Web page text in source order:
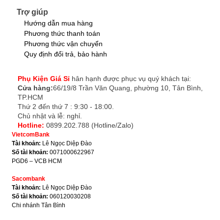
Trợ giúp
Hướng dẫn mua hàng
Phương thức thanh toán
Phương thức vận chuyển
Quy định đổi trả, bảo hành
Phụ Kiện Giá Sỉhân hạnh được phục vụ quý khách tại:
Cửa hàng:66/19/8 Trần Văn Quang, phường 10, Tân Bình,
TP.HCM
Thứ 2 đến thứ 7 : 9:30 - 18:00.
Chủ nhật và lễ: nghỉ.
Hotline: 0899.202.788 (Hotline/Zalo)
VietcomBank
Tài khoản: Lê Ngọc Diệp Đào
Số tài khoản: 0071000622967
PGD6 – VCB HCM
Sacombank
Tài khoản: Lê Ngọc Diệp Đào
Số tài khoản: 060120030208
Chi nhánh Tân Bình